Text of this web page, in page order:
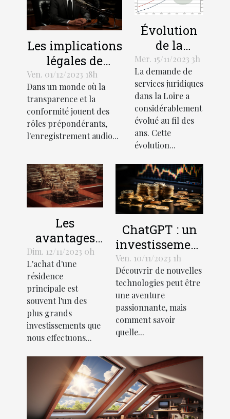
Les implications
légales de
l'enregistrement
audio lors de
recrutements
Ven. 01/12/2023 18h
Dans un monde où la
transparence et la
conformité jouent des
rôles prépondérants,
l'enregistrement audio...
Évolution
de la
demande
de services
juridiques
en Loire
Mer. 15/11/2023 3h
La demande de
services juridiques
dans la Loire a
considérablement
évolué au fil des
ans. Cette
évolution...
Les
avantages
économiques
de la
création
d'une SCI
pour l'achat
d'une
résidence
principale
Dim. 12/11/2023 0h
L'achat d'une
résidence
principale est
souvent l'un des
plus grands
investissements que
nous effectuons...
ChatGPT : un
investissement
rentable pour
les entreprises
Ven. 10/11/2023 1h
Découvrir de nouvelles
technologies peut être
une aventure
passionnante, mais
comment savoir
quelle...